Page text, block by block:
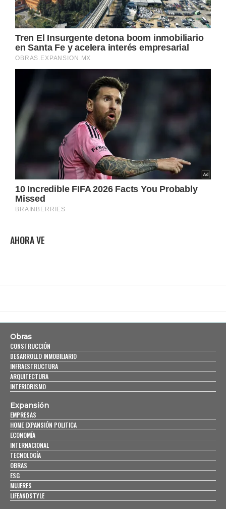
AHORA VE
Obras
CONSTRUCCIÓN
DESARROLLO INMOBILIARIO
INFRAESTRUCTURA
ARQUITECTURA
INTERIORISMO
Expansión
EMPRESAS
HOME EXPANSIÓN POLITICA
ECONOMÍA
INTERNACIONAL
TECNOLOGÍA
OBRAS
ESG
MUJERES
LIFEANDSTYLE